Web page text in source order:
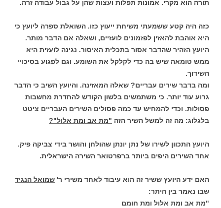
תורה הוא מקרי. אמונות תפלות ועצות שהן על גבול עבודה זרה.
כזה היה קטע ששמעתי משיחת ייעוץ כזו. השואלת ספרה ליועץ כי
היא אוהבת להאזין לפזמונים לועזיים, ושאלה אם הדבר מותר.
היועץ הזהיר שהדבר אסור בתכלית האיסור. נגינה לועזית היא
ממש טומאה שיש בה כדי לקלקל את השומע. וגם לפגוע בסיכויי
השידוך.
ומה בדבר שירים עבריים? שאלה המאזינה. והיועץ השיב כי הדבר
גרוע עוד יותר. כי משתמשים בלשון הקודש להחדרת מחשבות
פסולות. וכדי להמחיש עד כמה פסולים השירים העבריים ציטט
בלגלוג: מה זה למשל השיר הזה "מת אב ומת אלול"?
היועץ התכוון לשירו של נתן יונתן שהולחן והושר בידי צביקה פיק.
אחד השירים היפים ביותר ברפרטואר השירה הישראלית.
האם ידע היועץ ששיר זה הוא עיבוד לאחד משירי ר' שמואל הנגיד
שבו נאמר בין היתר:
"מת אב ומת אלול ומת חומם